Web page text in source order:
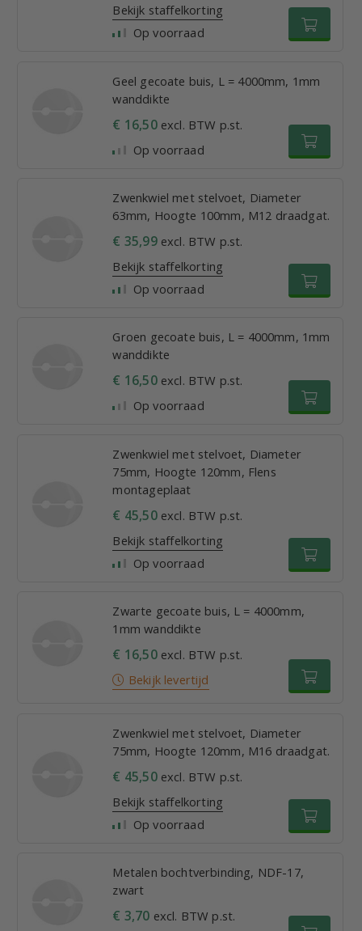
Bekijk staffelkorting
Op voorraad
Geel gecoate buis, L = 4000mm, 1mm
wanddikte
€ 16,50excl. BTW p.st.
Op voorraad
Zwenkwiel met stelvoet, Diameter
63mm, Hoogte 100mm, M12 draadgat.
€ 35,99excl. BTW p.st.
Bekijk staffelkorting
Op voorraad
Groen gecoate buis, L = 4000mm, 1mm
wanddikte
€ 16,50excl. BTW p.st.
Op voorraad
Zwenkwiel met stelvoet, Diameter
75mm, Hoogte 120mm, Flens
montageplaat
€ 45,50excl. BTW p.st.
Bekijk staffelkorting
Op voorraad
Zwarte gecoate buis, L = 4000mm,
1mm wanddikte
€ 16,50excl. BTW p.st.
Bekijk levertijd
Zwenkwiel met stelvoet, Diameter
75mm, Hoogte 120mm, M16 draadgat.
€ 45,50excl. BTW p.st.
Bekijk staffelkorting
Op voorraad
Metalen bochtverbinding, NDF-17,
zwart
€ 3,70 excl. BTW p.st.